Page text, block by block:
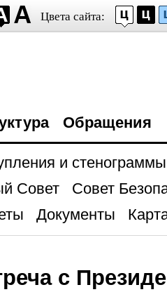
Цвета сайта:
Обращения
и стенограммы
Совет
Совет
Документы
с